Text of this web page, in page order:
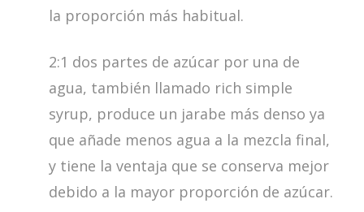
la proporción más habitual.
2:1 dos partes de azúcar por una de
agua, también llamado rich simple
syrup, produce un jarabe más denso ya
que añade menos agua a la mezcla final,
y tiene la ventaja que se conserva mejor
debido a la mayor proporción de azúcar.